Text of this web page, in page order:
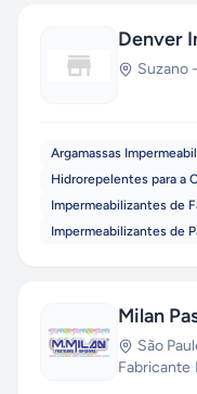
Denver
Suzano -
Argamassas
Hidrorepelentes para a
Impermeabilizantes de
Impermeabilizantes de
Milan
São
Fabricante·